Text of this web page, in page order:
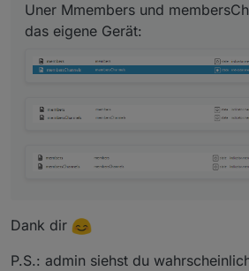
Uner Mmembers und
das eigene Gerät:
Dank dir
P.S.: admin siehst du